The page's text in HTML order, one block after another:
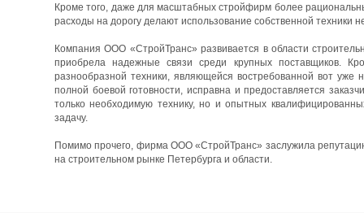
Кроме того, даже для масштабных стройфирм более
расходы на дорогу делают использование собственной техники
Компания ООО «СтройТранс» развивается в области
приобрела надежные связи среди крупных поставщиков.
разнообразной техники, являющейся востребованной вот уже
полной боевой готовности, исправна и предоставляется
только необходимую технику, но и опытных
задачу.
Помимо прочего, фирма ООО «СтройТранс» заслужила
на строительном рынке Петербурга и области.